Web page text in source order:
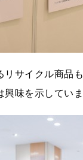
リサイクル商品
興味を示してい